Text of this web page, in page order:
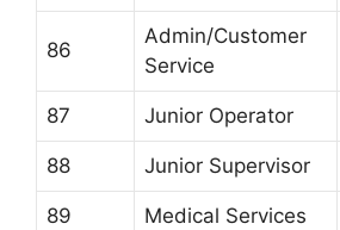
86
Admin/Customer
Service
87 Junior Operator
88 Junior Supervisor
89 Medical Services